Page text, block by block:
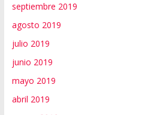
septiembre 2019
agosto 2019
julio 2019
junio 2019
mayo 2019
abril 2019